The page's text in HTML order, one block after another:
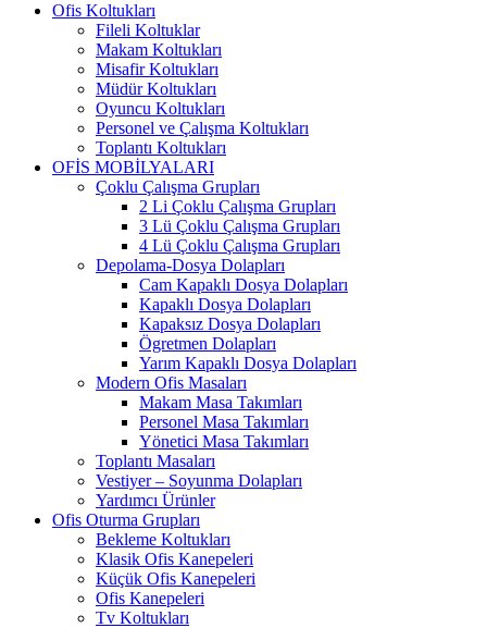
Ofis Koltukları
Fileli Koltuklar
Makam Koltukları
Misafir Koltukları
Müdür Koltukları
Oyuncu Koltukları
Personel ve Çalışma Koltukları
Toplantı Koltukları
OFİS MOBİLYALARI
Çoklu Çalışma Grupları
2 Li Çoklu Çalışma Grupları
3 Lü Çoklu Çalışma Grupları
4 Lü Çoklu Çalışma Grupları
Depolama-Dosya Dolapları
Cam Kapaklı Dosya Dolapları
Kapaklı Dosya Dolapları
Kapaksız Dosya Dolapları
Ögretmen Dolapları
Yarım Kapaklı Dosya Dolapları
Modern Ofis Masaları
Makam Masa Takımları
Personel Masa Takımları
Yönetici Masa Takımları
Toplantı Masaları
Vestiyer – Soyunma Dolapları
Yardımcı Ürünler
Ofis Oturma Grupları
Bekleme Koltukları
Klasik Ofis Kanepeleri
Küçük Ofis Kanepeleri
Ofis Kanepeleri
Tv Koltukları